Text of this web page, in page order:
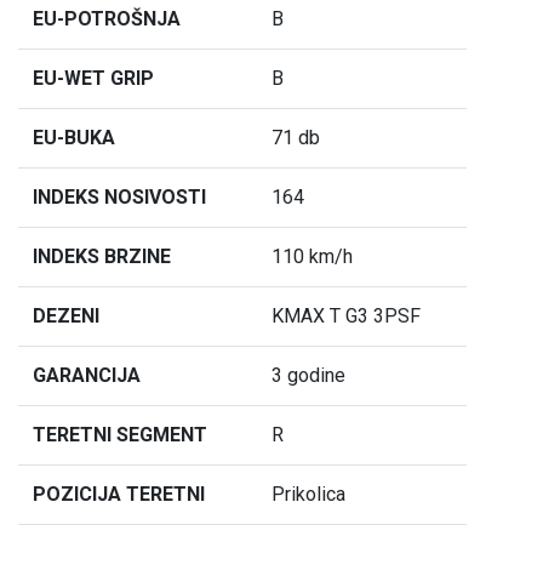
EU-POTROŠNJA B
EU-WET GRIP B
EU-BUKA 71 db
INDEKS NOSIVOSTI 164
INDEKS BRZINE 110 km/h
DEZENI KMAX T G3 3PSF
GARANCIJA 3 godine
TERETNI SEGMENT R
POZICIJA TERETNI Prikolica